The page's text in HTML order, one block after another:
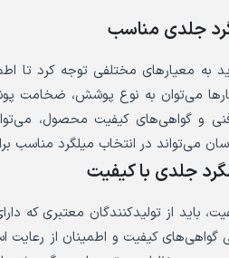
جلدی مناسب
به معیارهای مختلفی توجه کرد تا
می‌توان به نوع پوشش، ضخامت
و گواهی‌های کیفیت محصول،
می‌تواند در انتخاب میلگرد مناسب
جلدی با کیفیت
باید از تولیدکنندگان معتبری که
کیفیت و اطمینان از رعایت